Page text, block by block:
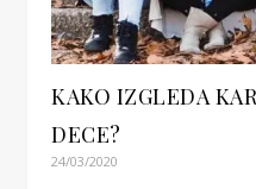
KAKO IZGLEDA
DECE?
24/03/2020